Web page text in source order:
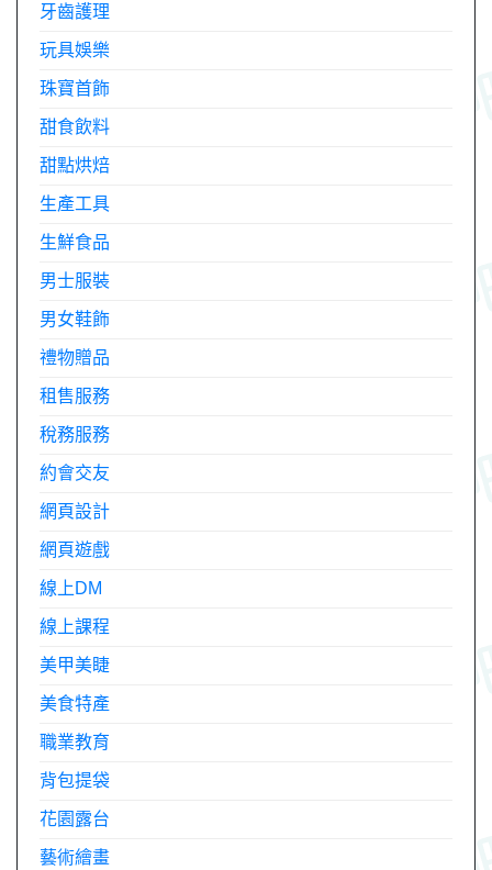
牙齒護理
玩具娛樂
珠寶首飾
甜食飲料
甜點烘焙
生產工具
生鮮食品
男士服裝
男女鞋飾
禮物贈品
租售服務
稅務服務
約會交友
網頁設計
網頁遊戲
線上DM
線上課程
美甲美睫
美食特產
職業教育
背包提袋
花園露台
藝術繪畫